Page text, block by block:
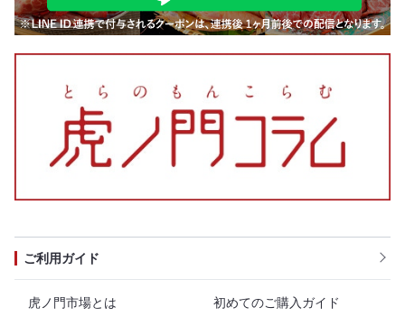
ご利用ガイド
虎ノ門市場とは
初めてのご購入ガイド